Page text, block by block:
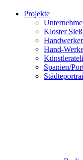
Projekte
Kloster
Handwerker
Hand-
Spanien/